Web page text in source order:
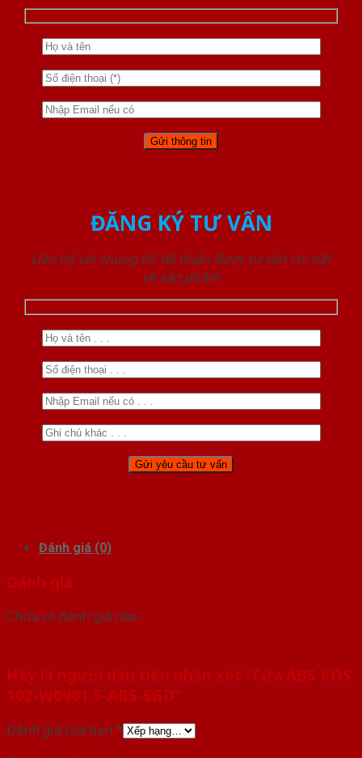
ĐĂNG KÝ TƯ VẤN
Liên hệ với chúng tôi để nhận được tư vấn chi tiết
về sản phẩm
Đánh giá (0)
Đánh giá
Chưa có đánh giá nào.
Hãy là người đầu tiên nhận xét “Cửa ABS KOS
102-W0901 5-ABS-SGD”
Đánh giá của bạn *